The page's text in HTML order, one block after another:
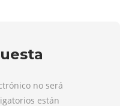
no será
están